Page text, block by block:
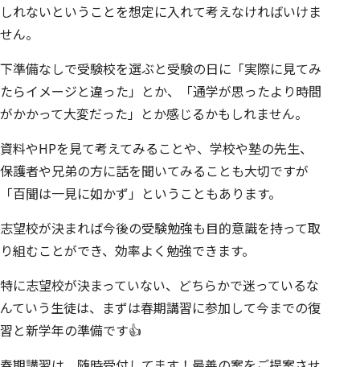
しれないということを想定に入れて考えなければいけま
せん。
下準備なしで受験校を選ぶと受験の日に「実際に見てみ
たらイメージと違った」とか、「通学が思ったより時間
がかかって大変だった」とか感じるかもしれません。
資料やHPを見て考えてみることや、学校や塾の先生、
保護者や兄弟の方に話を聞いてみることも大切ですが
「百聞は一見に如かず」ということもあります。
志望校が決まれば今後の受験勉強も目的意識を持って取
り組むことができ、効率よく勉強できます。
特に志望校が決まっていない、どちらかで迷っているな
んていう生徒は、まずは春期講習に参加して今までの復
習と新学年の準備です👍